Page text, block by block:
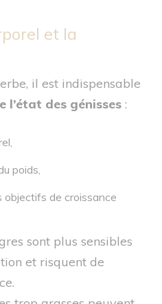
et la
il est indispensable
l’état des génisses :
poids,
objectifs de croissance
sont plus sensibles
et risquent de